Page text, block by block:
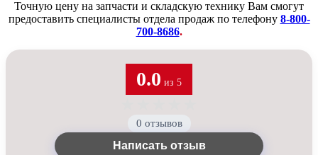
Точную цену на запчасти и складскую технику Вам смогут
предоставить специалисты отдела продаж по телефону 8-800-
700-8686.
0.0 из 5
0 отзывов
Написать отзыв